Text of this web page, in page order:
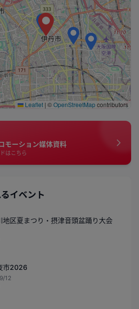
Leaflet | ©OpenStreetMapcontributors
モーション媒体資料
はこちら
イベント
地区夏まつり・摂津音頭盆踊り大会
市2026
12